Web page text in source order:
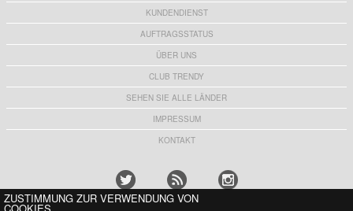
KUNDENDIENST
AUFTRAGSSTATUS
ÜBER UNS
CLUB TRENDY
SEHEN SIE ALLE LÄNDER
IMPRESSUM
KONTAKT
ZUSTIMMUNG ZUR VERWENDUNG VON